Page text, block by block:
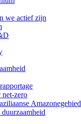
we actief zijn
net-zero
Amazonegebied